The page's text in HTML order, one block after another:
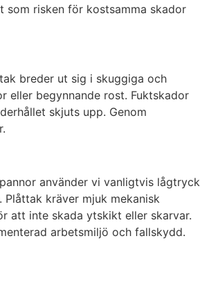
som risken för kostsamma skador
breder ut sig i skuggiga och
eller begynnande rost. Fuktskador
skjuts upp. Genom
använder vi vanligtvis lågtryck
kräver mjuk mekanisk
att inte skada ytskikt eller skarvar.
arbetsmiljö och fallskydd.